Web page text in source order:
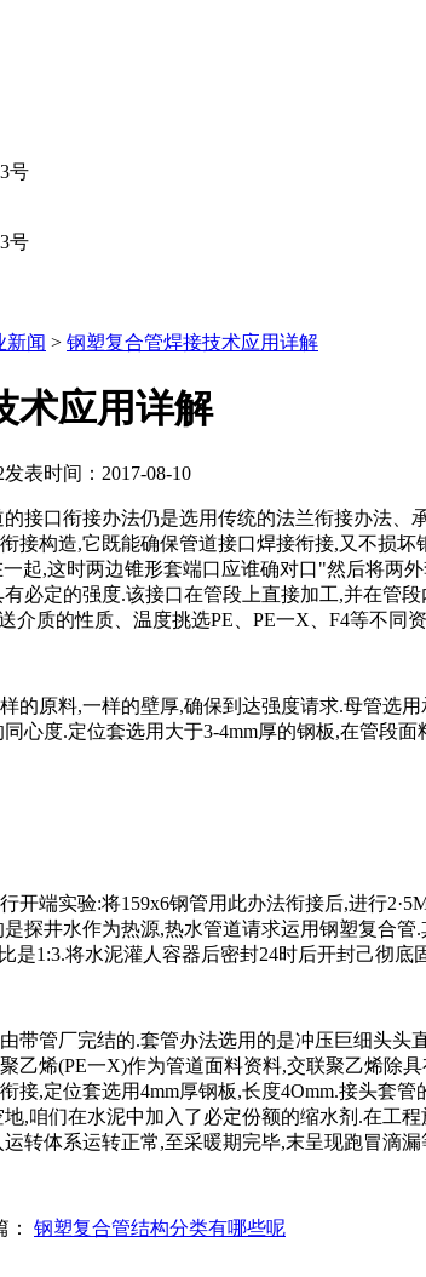
号
号
新闻 > 钢塑复合管焊接技术应用详解
术应用详解
发表时间：2017-08-10
口衔接办法仍是选用传统的法兰衔接办法、
接构造,它既能确保管道接口焊接衔接,又不损
起,这时两边锥形套端口应谁确对口"然后将两
必定的强度.该接口在管段上直接加工,并在管
介质的性质、温度挑选PE、PE一X、F4等不
原料,一样的壁厚,确保到达强度请求.母管选用
心度.定位套选用大于3-4mm厚的钢板,在管段面
端实验:将159x6钢管用此办法衔接后,进行
探井水作为热源,热水管道请求运用钢塑复合
是1:3.将水泥灌人容器后密封24时后开封己彻
管厂完结的.套管办法选用的是冲压巨细头头
乙烯(PE一X)作为管道面料资料,交联聚乙烯除
接,定位套选用4mm厚钢板,长度4Omm.接头套
,咱们在水泥中加入了必定份额的缩水剂.在工
运转体系运转正常,至采暖期完毕,末呈现跑冒
： 钢塑复合管结构分类有哪些呢